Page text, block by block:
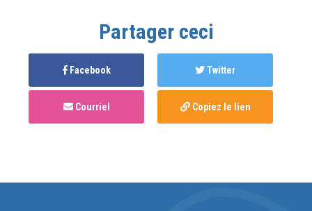
Partager ceci
Facebook Twitter
Courriel Copiez le lien